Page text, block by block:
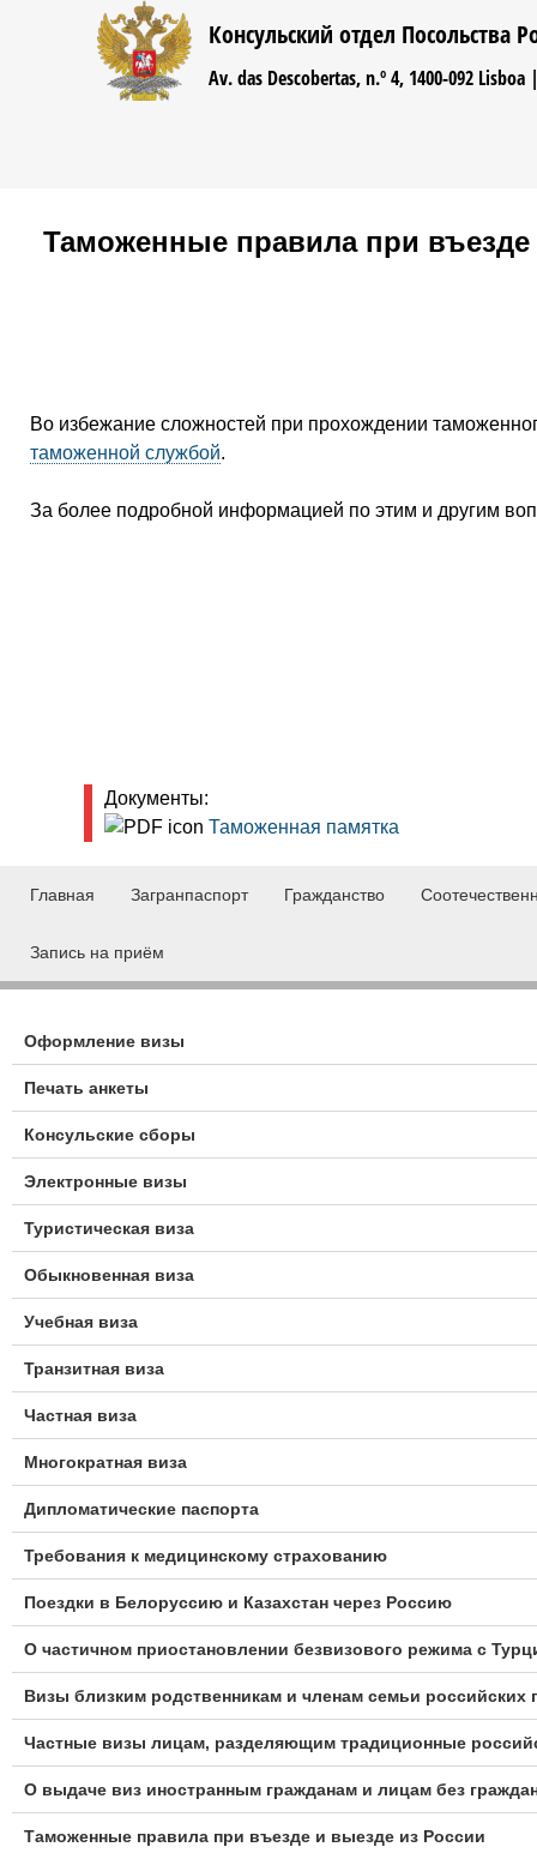
Консульский отдел Посольства
Av. das Descobertas, n.º 4, 1400-092
Таможенные правила при
Во избежание сложностей при прохождении
таможенной службой.
За более подробной информацией по этим и другим
Документы:
Таможенная памятка
в
н
о
е
м
е
н
ю
Главная Загранпаспорт Гражданство
Запись на приём
Оформление визы
Печать анкеты
Консульские сборы
Электронные визы
Туристическая виза
Обыкновенная виза
Учебная виза
Транзитная виза
Частная виза
Многократная виза
Дипломатические паспорта
Требования к медицинскому страхованию
Поездки в Белоруссию и Казахстан через Россию
О частичном приостановлении безвизового режима с
Визы близким родственникам и членам семьи российских
Частные визы лицам, разделяющим традиционные
О выдаче виз иностранным гражданам и лицам без
Таможенные правила при въезде и выезде из России